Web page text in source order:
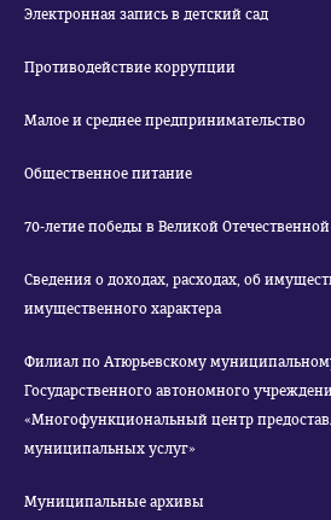
Электронная запись в детский сад
Противодействие коррупции
Малое и среднее предпринимательство
Общественное питание
70-летие победы в Великой
Сведения о доходах, расходах, об
имущественного характера
Филиал по Атюрьевскому
Государственного автономного
«Многофункциональный центр
муниципальных услуг»
Муниципальные архивы